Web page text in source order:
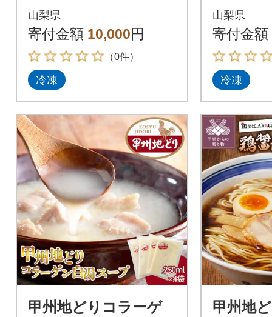
山梨県
寄付金額 10,000円
（0件）
冷凍
ラーゲ
セージ
寄せグ
山梨県
寄付金額
冷凍
甲州地どりコラーゲ
甲州地